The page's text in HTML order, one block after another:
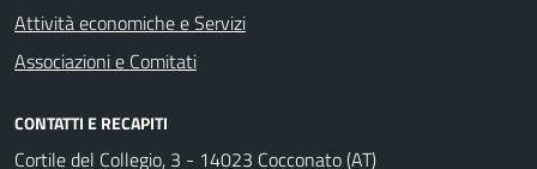
Attività economiche e Servizi
Associazioni e Comitati
CONTATTI E RECAPITI
Cortile del Collegio, 3 - 14023 Cocconato (AT)